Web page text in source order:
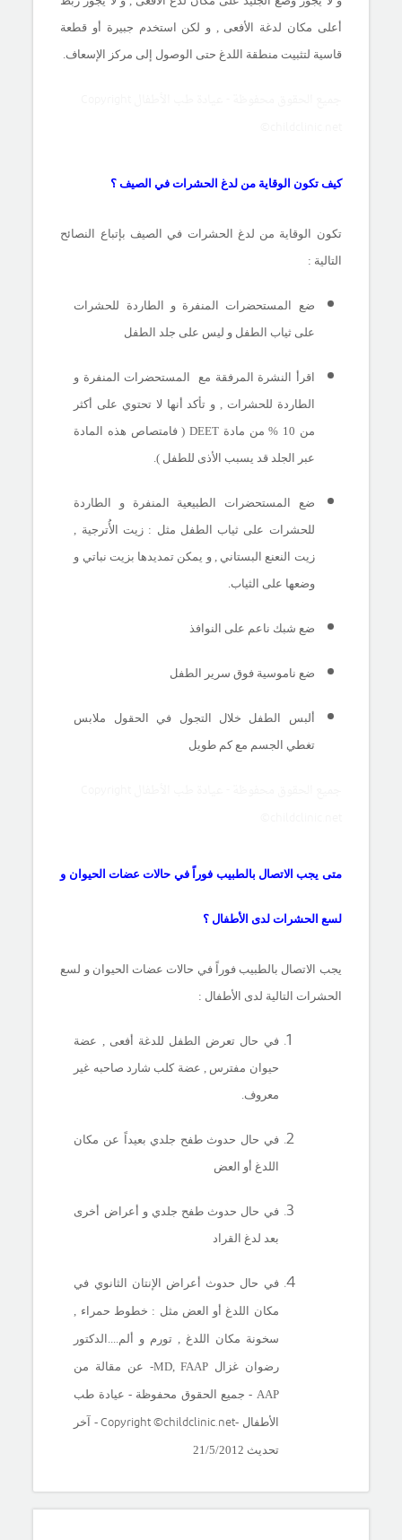
أعلى مكان لدغة الأفعى , و لكن استخدم جبيرة أو قطعة
قاسية لتثبيت منطقة اللدغ حتى الوصول إلى مركز الإسعاف.
كيف تكون الوقاية من لدغ الحشرات في الصيف ؟
تكون الوقاية من لدغ الحشرات في الصيف بإتباع النصائح
التالية :
ضع المستحضرات المنفرة و الطاردة للحشرات
على ثياب الطفل و ليس على جلد الطفل
اقرأ النشرة المرفقة مع المستحضرات المنفرة و
الطاردة للحشرات , و تأكد أنها لا تحتوي على أكثر
من 10 % من مادة
DEET( فامتصاص هذه المادة
عبر الجلد قد يسبب الأذى للطفل ).
ضع المستحضرات الطبيعية المنفرة و الطاردة
للحشرات على ثياب الطفل مثل : زيت الأُترجية ,
زيت النعنع البستاني , و يمكن تمديدها بزيت نباتي و
وضعها على الثياب.
ضع شبك ناعم على النوافذ
ضع ناموسية فوق سرير الطفل
ألبس الطفل خلال التجول في الحقول ملابس
تغطي الجسم مع كم طويل
متى يجب الاتصال بالطبيب فوراً في حالات عضات الحيوان و
لسع الحشرات لدى الأطفال ؟
يجب الاتصال بالطبيب فوراً في حالات عضات الحيوان و لسع
الحشرات التالية لدى الأطفال :
في حال تعرض الطفل للدغة أفعى , عضة
حيوان مفترس , عضة كلب شارد صاحبه غير
معروف.
في حال حدوث طفح جلدي بعيداً عن مكان
اللدغ أو العض
في حال حدوث طفح جلدي و أعراض أخرى
بعد لدغ القراد
في حال حدوث أعراض الإنتان الثانوي في
مكان اللدغ أو العض مثل : خطوط حمراء ,
سخونة مكان اللدغ , تورم و ألم....الدكتور
رضوان غزال - عن مقالة من
AAP - جميع الحقوق محفوظة - عيادة طب
الأطفال -Copyright ©childclinic.net - آخر
تحديث 21/5/2012